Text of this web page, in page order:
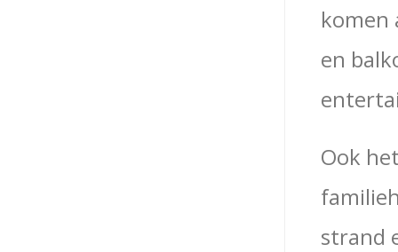
komen
en
Ook
strand